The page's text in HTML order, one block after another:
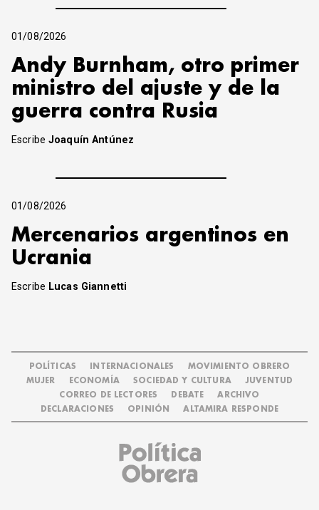
01/08/2026
Andy Burnham, otro primer
ministro del ajuste y de la
guerra contra Rusia
EscribeJoaquín Antúnez
01/08/2026
Mercenarios argentinos en
Ucrania
Escribe Lucas Giannetti
POLÍTICAS INTERNACIONALES
MOVIMIENTO OBRERO
MUJER
ECONOMÍA SOCIEDAD Y CULTURA
JUVENTUD
CORREO DE LECTORES
DEBATE
ARCHIVO
DECLARACIONES
OPINIÓN ALTAMIRA RESPONDE